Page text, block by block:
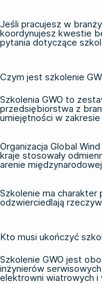
Jeśli pracujesz w
koordynujesz kwestie
pytania dotyczące
Czym jest szkolenie
Szkolenia GWO to
przedsiębiorstwa z
umiejętności w
Organizacja Global
kraje stosowały
arenie
Szkolenie ma charakter
odzwierciedlają
Kto musi ukończyć
Szkolenie GWO jest
inżynierów
elektrowni wiatrowych i